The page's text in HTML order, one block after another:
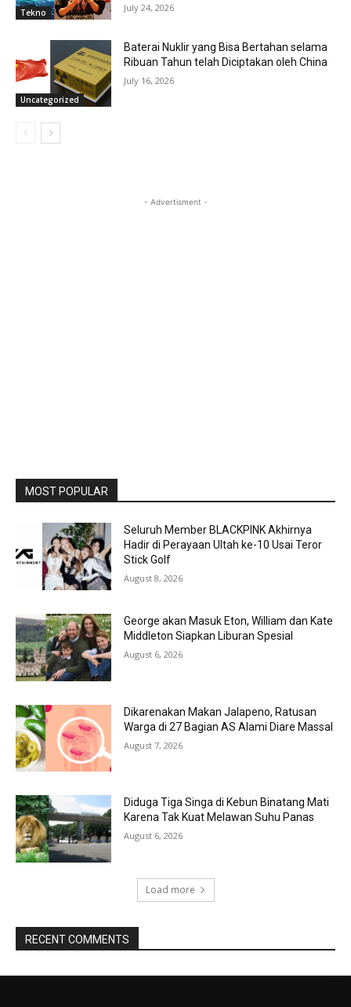
Tekno July 24, 2026
Uncategorized
Baterai Nuklir yang Bisa Bertahan selama
Ribuan Tahun telah Diciptakan oleh China
July 16, 2026
- Advertisment -
MOST POPULAR
Seluruh Member BLACKPINK Akhirnya
Hadir di Perayaan Ultah ke-10 Usai Teror
Stick Golf
August 8, 2026
George akan Masuk Eton, William dan Kate
Middleton Siapkan Liburan Spesial
August 6, 2026
Dikarenakan Makan Jalapeno, Ratusan
Warga di 27 Bagian AS Alami Diare Massal
August 7, 2026
Diduga Tiga Singa di Kebun Binatang Mati
Karena Tak Kuat Melawan Suhu Panas
August 6, 2026
Load more
RECENT COMMENTS